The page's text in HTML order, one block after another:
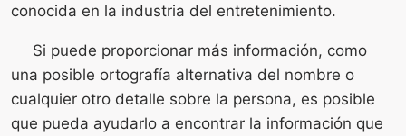
conocida en la industria del entretenimiento.
Si puede proporcionar más información, como
una posible ortografía alternativa del nombre o
cualquier otro detalle sobre la persona, es posible
que pueda ayudarlo a encontrar la información que